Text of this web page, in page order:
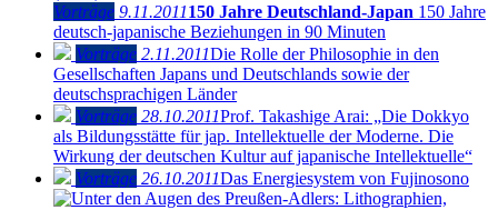
Vorträge 9.11.2011150 Jahre Deutschland-Japan 150 Jahre
deutsch-japanische Beziehungen in 90 Minuten
Vorträge 2.11.2011Die Rolle der Philosophie in den
Gesellschaften Japans und Deutschlands sowie der
deutschsprachigen Länder
Vorträge 28.10.2011Prof. Takashige Arai: „Die Dokkyo
als Bildungsstätte für jap. Intellektuelle der Moderne. Die
Wirkung der deutschen Kultur auf japanische Intellektuelle“
Vorträge 26.10.2011Das Energiesystem von Fujinosono